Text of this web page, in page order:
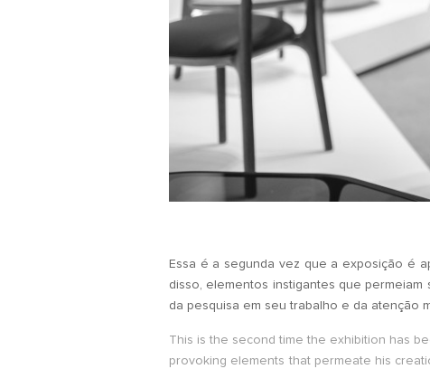
Essa é a segunda vez que a exposição é
disso, elementos instigantes que
da pesquisa em seu trabalho e da atenção
This is the second time the exhibition has
provoking elements that permeate his